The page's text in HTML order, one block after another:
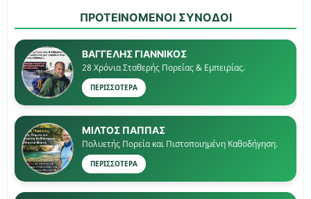
ΠΡΟΤΕΙΝΟΜΕΝΟΙ ΣΥΝΟΔΟΙ
ΒΑΓΓΕΛΗΣ ΓΙΑΝΝΙΚΟΣ
28 Χρόνια Σταθερής Πορείας & Εμπειρίας.
ΠΕΡΙΣΣΟΤΕΡΑ
ΜΙΛΤΟΣ ΠΑΠΠΑΣ
Πολυετής Πορεία και Πιστοποιημένη Καθοδήγηση.
ΠΕΡΙΣΣΟΤΕΡΑ